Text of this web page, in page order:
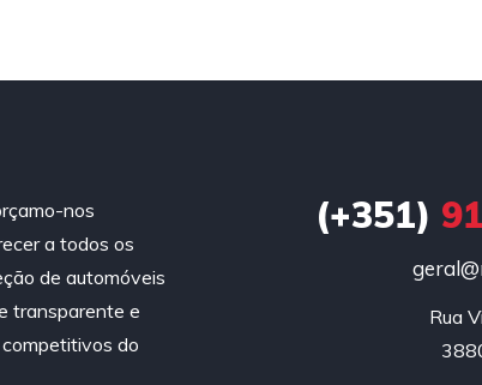
nos
a todos os
de automóveis
transparente e
do
(+351)
Rua